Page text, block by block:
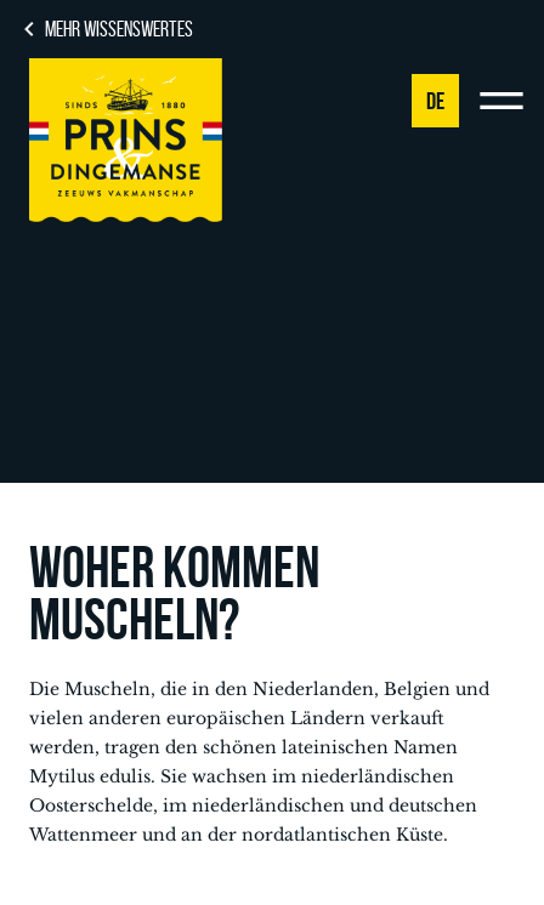
MEHR WISSENSWERTES
DE
Woher kommen
Muscheln?
Die Muscheln, die in den Niederlanden, Belgien und
vielen anderen europäischen Ländern verkauft
werden, tragen den schönen lateinischen Namen
Mytilus edulis. Sie wachsen im niederländischen
Oosterschelde, im niederländischen und deutschen
Wattenmeer und an der nordatlantischen Küste.